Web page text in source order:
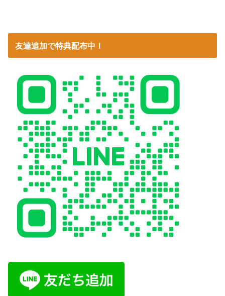
友達追加で特典配布中！